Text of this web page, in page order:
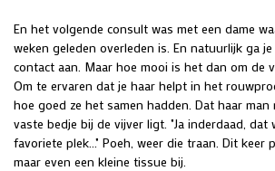
En het volgende consult was met een dame
weken geleden overleden is. En natuurlijk ga
contact aan. Maar hoe mooi is het dan om de
Om te ervaren dat je haar helpt in het
hoe goed ze het samen hadden. Dat haar
vaste bedje bij de vijver ligt. "Ja inderdaad, dat
favoriete plek..." Poeh, weer die traan. Dit keer
maar even een kleine tissue bij.